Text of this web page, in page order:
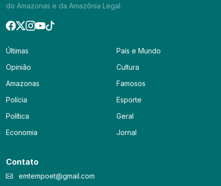
do Amazonas e da Amazônia Legal.
Últimas
Opinião
Amazonas
Polícia
Política
Economia
País e Mundo
Cultura
Famosos
Esporte
Geral
Jornal
Contato
emtempoet@gmail.com